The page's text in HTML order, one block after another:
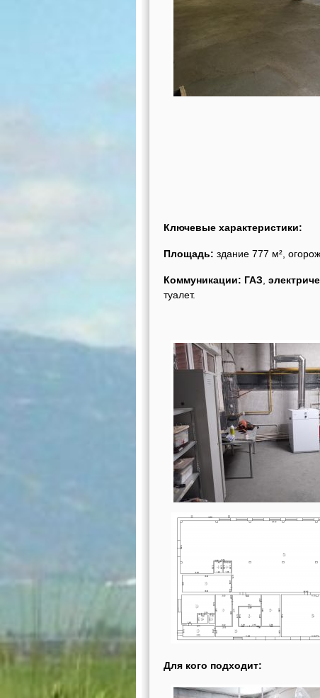
Ключевые характеристики:
Площадь: здание 777 м²,
Коммуникации: ГАЗ
туалет.
Для кого подходит: